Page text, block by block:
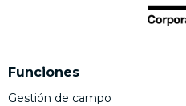
Funciones
Gestión de campo